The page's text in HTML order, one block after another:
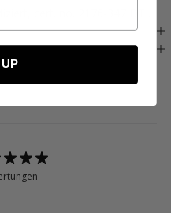
cert. no. 2176-347 DTI.
UP